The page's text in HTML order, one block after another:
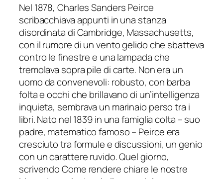
Nel 1878, Charles Sanders Peirce
scribacchiava appunti in una stanza
disordinata di Cambridge, Massachusetts,
con il rumore di un vento gelido che sbatteva
contro le finestre e una lampada che
tremolava sopra pile di carte. Non era un
uomo da convenevoli: robusto, con barba
folta e occhi che brillavano di un’intelligenza
inquieta, sembrava un marinaio perso tra i
libri. Nato nel 1839 in una famiglia colta – suo
padre, matematico famoso – Peirce era
cresciuto tra formule e discussioni, un genio
con un carattere ruvido. Quel giorno,
scrivendo Come rendere chiare le nostre